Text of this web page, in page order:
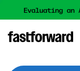
Evaluating an